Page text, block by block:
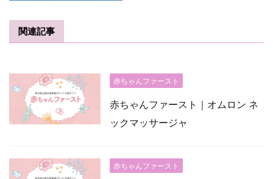
関連記事
赤ちゃんファースト
赤ちゃんファースト｜オムロン ネ
ックマッサージャ
赤ちゃんファースト